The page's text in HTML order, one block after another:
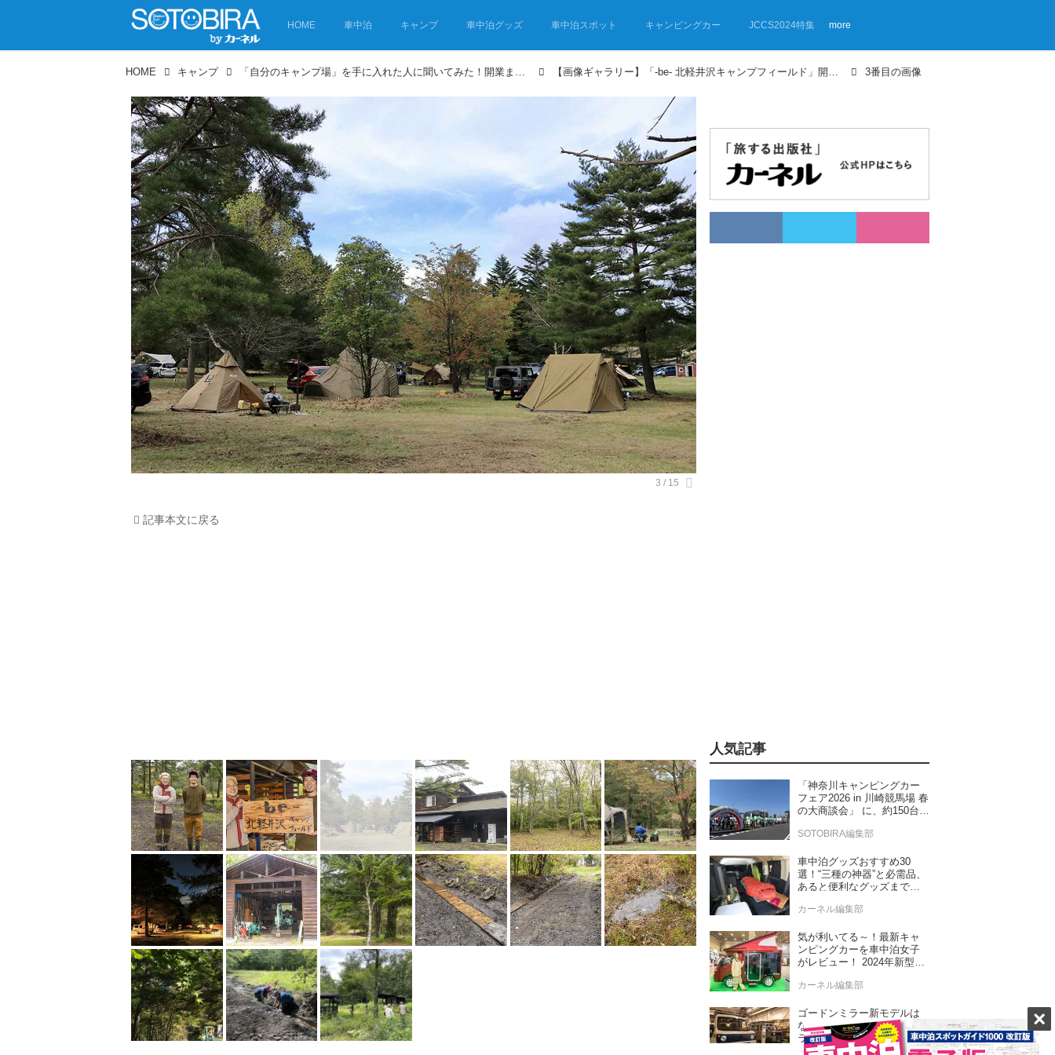
HOME 車中泊 キャンプ 車中泊グッズ 車中泊スポット キャンピングカー JCCS2024特集 more
HOME キャンプ 「自分のキャンプ場」を手に入れた人に聞いてみた！開業までの道のりとキャンプ場のつくり方 【画像ギャラリー】「-be- 北軽井沢キャンプフィールド」開業までの道のりとキャンプ場のつくり方 3番目の画像
記事本文に戻る
人気記事
「神奈川キャンピングカー
フェア2026 in 川崎競馬場 春
の大商談会」 に、約150台の
SOTOBIRA編集部
車中泊グッズおすすめ30
選！“三種の神器”と必需品、
あると便利なグッズまで車
カーネル編集部
気が利いてる～！最新キャ
ンピングカーを車中泊女子
がレビュー！ 2024年新型モ
カーネル編集部
ゴードンミラー新モデルは
なんと軽バン！ゴードンミ
ラーらしさを踏襲したセン
ス抜群のバンライフ車が発